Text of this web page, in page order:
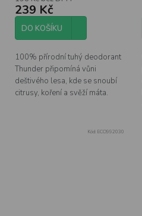
239 Kč
DO KOŠÍKU
100% přírodní tuhý deodorant
Thunder připomíná vůni
deštivého lesa, kde se snoubí
citrusy, koření a svěží máta.
Kód: ECO992030